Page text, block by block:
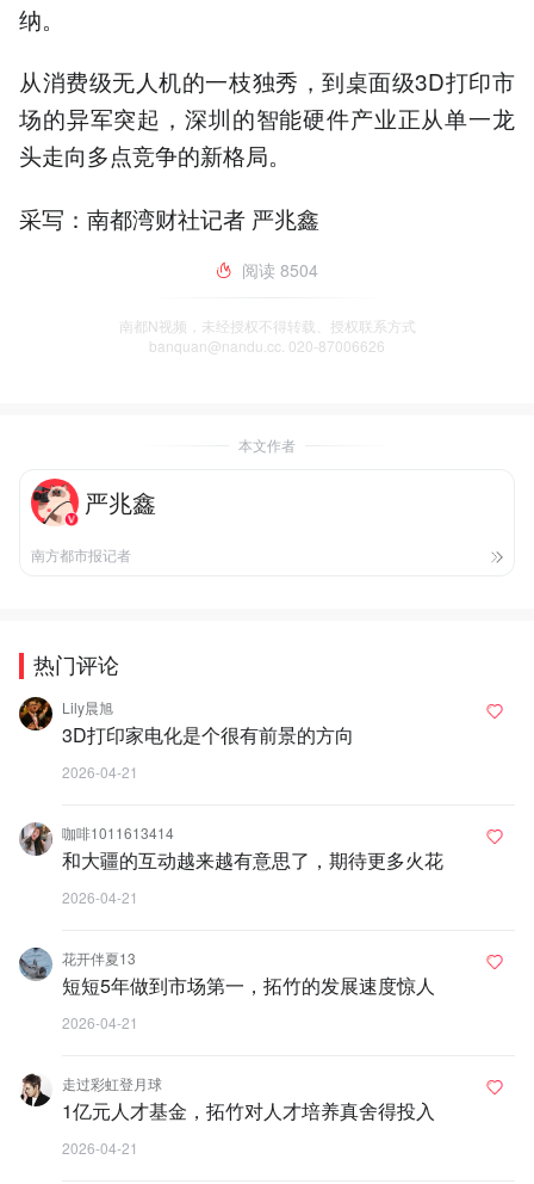
纳。
从消费级无人机的一枝独秀，到桌面级3D打印市
场的异军突起，深圳的智能硬件产业正从单一龙
头走向多点竞争的新格局。
采写：南都湾财社记者 严兆鑫
阅读 8504
南都N视频，未经授权不得转载、授权联系方式
banquan@nandu.cc. 020-87006626
本文作者
严兆鑫
南方都市报记者
热门评论
Lily晨旭
3D打印家电化是个很有前景的方向
2026-04-21
咖啡1011613414
和大疆的互动越来越有意思了，期待更多火花
2026-04-21
花开伴夏13
短短5年做到市场第一，拓竹的发展速度惊人
2026-04-21
走过彩虹登月球
1亿元人才基金，拓竹对人才培养真舍得投入
2026-04-21